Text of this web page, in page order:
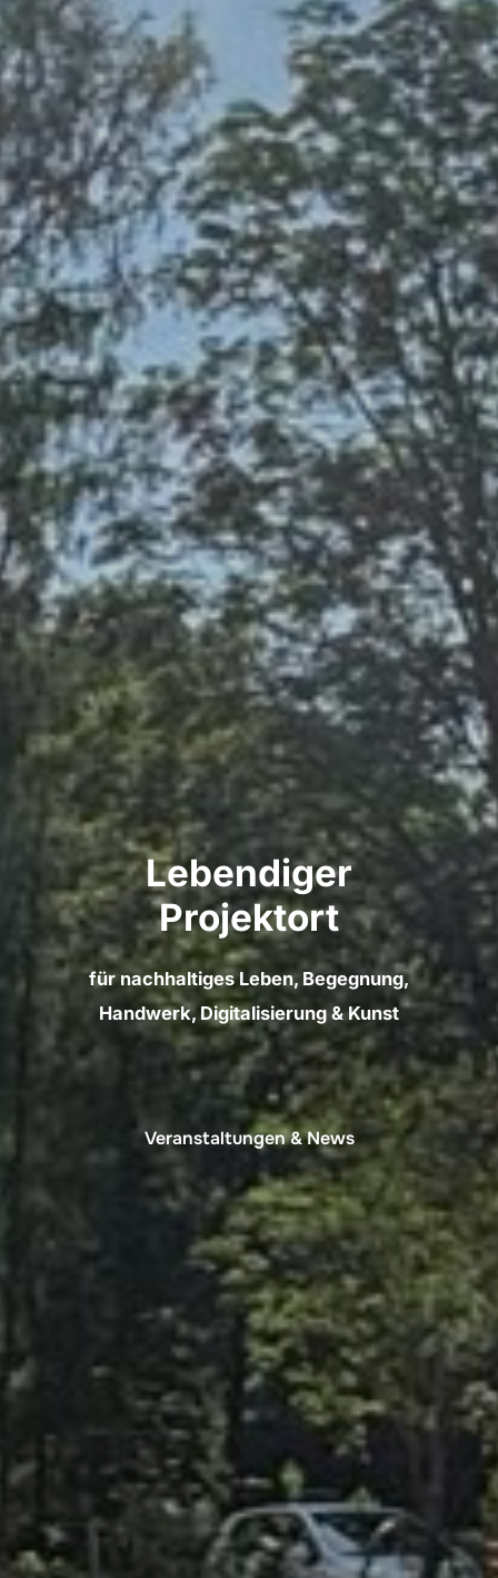
Lebendiger
Projektort
für nachhaltiges Leben, Begegnung,
Handwerk, Digitalisierung & Kunst
Veranstaltungen & News